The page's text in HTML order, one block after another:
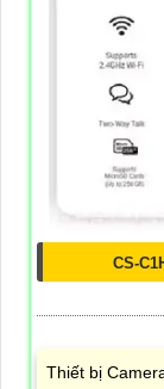
CS-
Thiết bị